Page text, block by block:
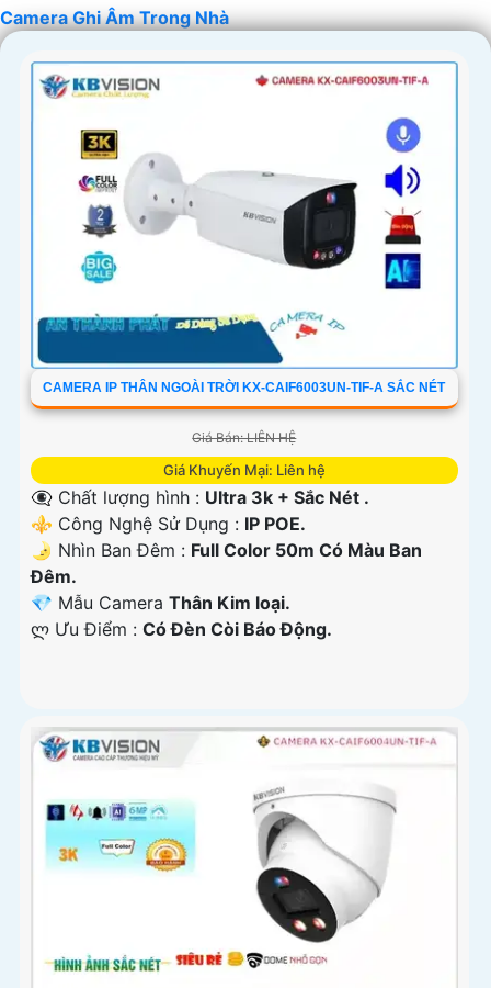
chắn hơn chất lượng sản phẩm và dịch vụ hỗ trợ sau bán
hàng tốt.
Camera Ghi Âm Trong Nhà
CAMERA IP THÂN NGOÀI TRỜI KX-CAIF6003UN-TIF-A SẮC NÉT
Giá Bán: LIÊN HỆ
Giá Khuyến Mại: Liên hệ
👁️‍🗨 Chất lượng hình : Ultra 3k + Sắc Nét .
⚜️ Công Nghệ Sử Dụng : IP POE.
🌛 Nhìn Ban Đêm : Full Color 50m Có Màu Ban
Ðêm.
💎 Mẫu Camera Thân Kim loại.
️ლ Ưu Điểm : Có Ðèn Còi Báo Động.